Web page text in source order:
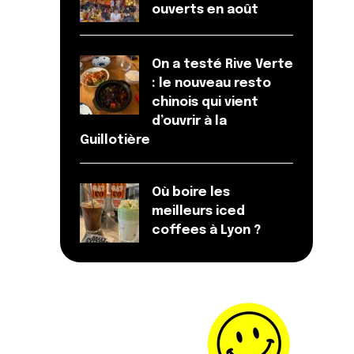
ouverts en août
On a testé Rive Verte
: le nouveau resto
chinois qui vient
d’ouvrir à la
Guillotière
Où boire les
meilleurs iced
coffees à Lyon ?